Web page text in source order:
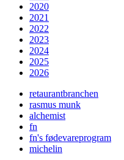
2020
2021
2022
2023
2024
2025
2026
retaurantbranchen
rasmus munk
alchemist
fn
fn's fødevareprogram
michelin